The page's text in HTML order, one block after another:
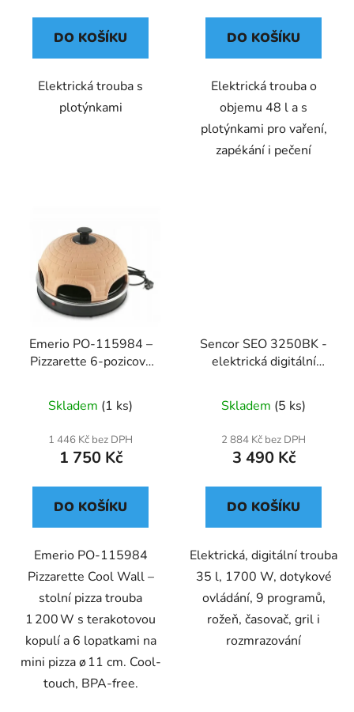
DO KOŠÍKU
Elektrická trouba s
plotýnkami
DO KOŠÍKU
Elektrická trouba o
objemu 48 l a s
plotýnkami pro vaření,
zapékání i pečení
Emerio PO-115984 –
Pizzarette 6-pozicová
Skladem (1 ks)
1 446 Kč bez DPH
1 750 Kč
DO KOŠÍKU
Emerio PO‑115984
Pizzarette Cool Wall –
stolní pizza trouba
1 200 W s terakotovou
kopulí a 6 lopatkami na
mini pizza ø 11 cm. Cool-
touch, BPA‑free.
Sencor SEO 3250BK -
elektrická digitální
Skladem (5 ks)
2 884 Kč bez DPH
3 490 Kč
DO KOŠÍKU
Elektrická, digitální trouba
35 l, 1700 W, dotykové
ovládání, 9 programů,
rožeň, časovač, gril i
rozmrazování